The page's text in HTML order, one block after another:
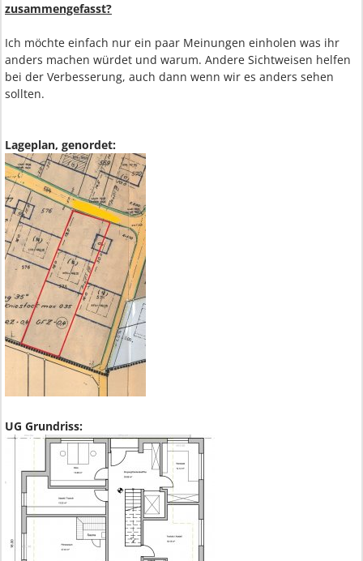
zusammengefasst?
Ich möchte einfach nur ein paar Meinungen einholen was ihr
anders machen würdet und warum. Andere Sichtweisen helfen
bei der Verbesserung, auch dann wenn wir es anders sehen
sollten.
Lageplan, genordet:
UG Grundriss: